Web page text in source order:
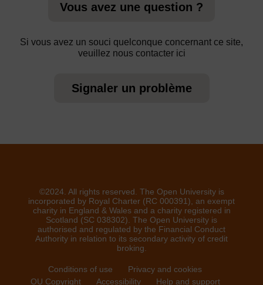
Vous avez une question ?
Si vous avez un souci quelconque concernant ce site,
veuillez nous contacter ici
Signaler un problème
©2024. All rights reserved. The Open University is
incorporated by Royal Charter (RC 000391), an exempt
charity in England & Wales and a charity registered in
Scotland (SC 038302). The Open University is
authorised and regulated by the Financial Conduct
Authority in relation to its secondary activity of credit
broking.
Conditions of use
Privacy and cookies
OU Copyright
Accessibility Help and support